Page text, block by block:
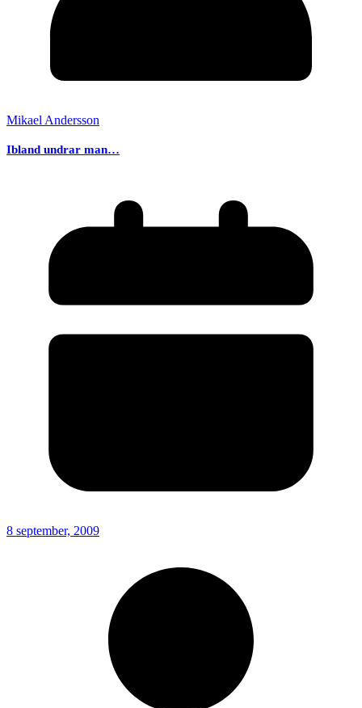
Mikael Andersson
Ibland undrar man…
8 september, 2009